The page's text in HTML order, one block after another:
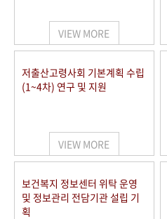
VIEW MORE
저출산고령사회 기본계획 수립
(1~4차) 연구 및 지원
VIEW MORE
보건복지 정보센터 위탁 운영
및 정보관리 전담기관 설립 기
획